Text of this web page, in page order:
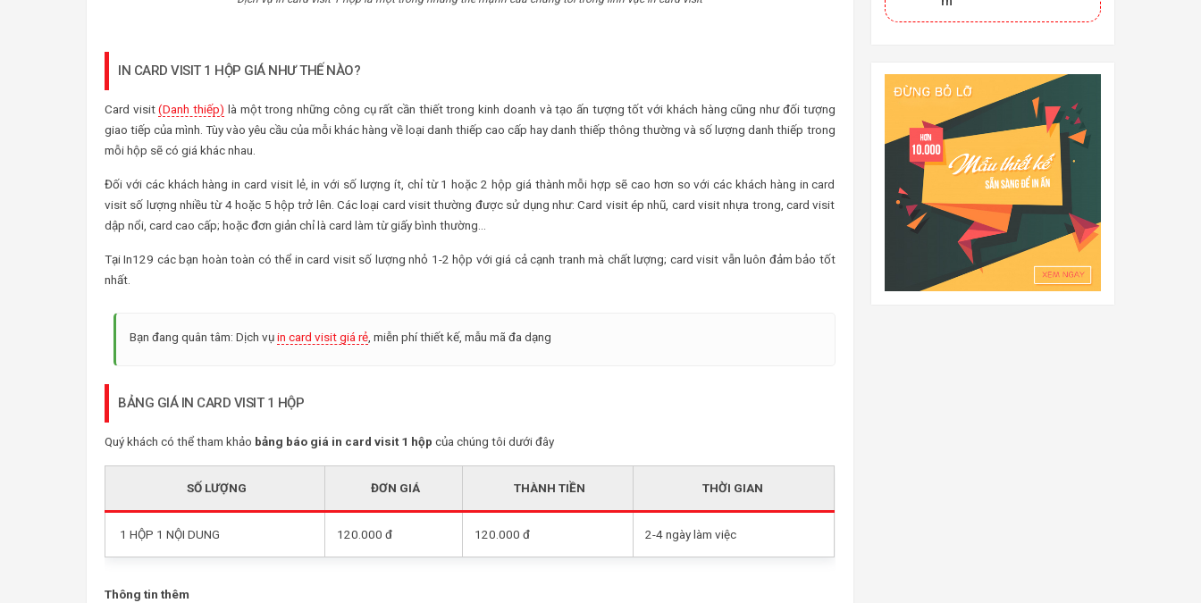
IN CARD VISIT 1 HỘP GIÁ NHƯ THẾ NÀO?
Card visit(Danh thiếp) là một trong những công cụ rất cần thiết trong kinh doanh và tạo ấn tượng tốt với khách hàng cũng như đối tượng
giao tiếp của mình. Tùy vào yêu cầu của mỗi khác hàng về loại danh thiếp cao cấp hay danh thiếp thông thường và số lượng danh thiếp trong
mỗi hộp sẽ có giá khác nhau.
Đối với các khách hàng in card visit lẻ, in với số lượng ít, chỉ từ 1 hoặc 2 hộp giá thành mỗi hợp sẽ cao hơn so với các khách hàng in card
visit số lượng nhiều từ 4 hoặc 5 hộp trở lên. Các loại card visit thường được sử dụng như: Card visit ép nhũ, card visit nhựa trong, card visit
dập nổi, card cao cấp; hoặc đơn giản chỉ là card làm từ giấy bình thường…
Tại In129 các bạn hoàn toàn có thể in card visit số lượng nhỏ 1-2 hộp với giá cả cạnh tranh mà chất lượng; card visit vẫn luôn đảm bảo tốt
nhất.
Bạn đang quân tâm: Dịch vụin card visit giá rẻ , miễn phí thiết kế, mẫu mã đa dạng
BẢNG GIÁ IN CARD VISIT 1 HỘP
Quý khách có thể tham khảo bảng báo giá in card visit 1 hộp của chúng tôi dưới đây
SỐ LƯỢNG ĐƠN GIÁ THÀNH TIỀN THỜI GIAN
1 HỘP 1 NỘI DUNG 120.000 đ 120.000 đ 2-4 ngày làm việc
Thông tin thêm